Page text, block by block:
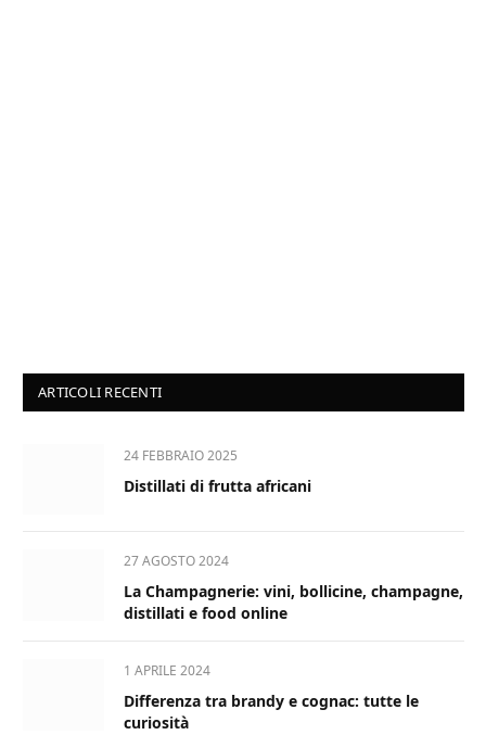
ARTICOLI RECENTI
24 FEBBRAIO 2025
Distillati di frutta africani
27 AGOSTO 2024
La Champagnerie: vini, bollicine, champagne,
distillati e food online
1 APRILE 2024
Differenza tra brandy e cognac: tutte le
curiosità